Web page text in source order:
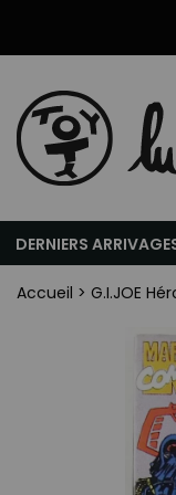
DERNIERS
Accueil > G.I.JOE